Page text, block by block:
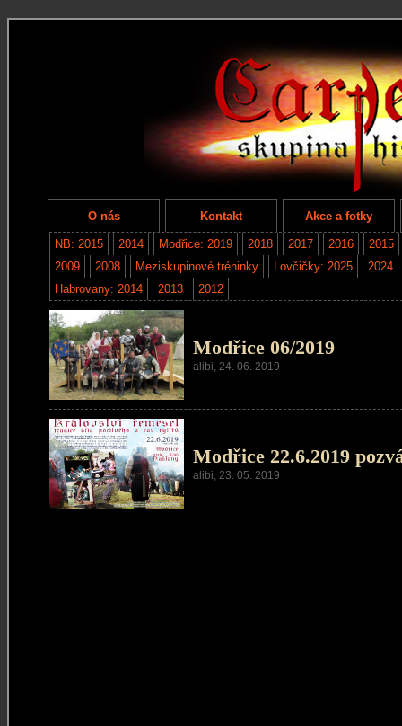
O nás Kontakt Akce a fotky
NB: 2015 2014 Modřice: 2019 2018 2017 2016
2015
2009
2008 Meziskupinové tréninky Lovčičky: 2025
2024
Habrovany: 2014
2013 2012
Modřice 06/2019
alibi, 24. 06. 2019
Modřice 22.6.2019
alibi, 23. 05. 2019